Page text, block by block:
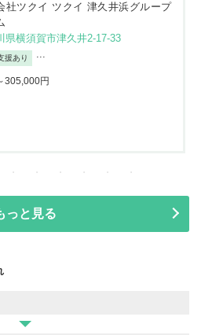
社JSH 訪問看護ステーション コル
ーレ 新小岩
葛飾区西新小岩4-42-12イソマビル5
円
っと見る